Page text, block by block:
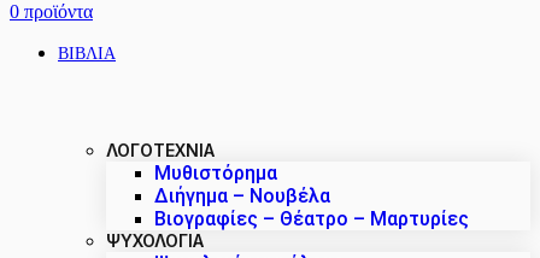
0 προϊόντα
ΒΙΒΛΙΑ
ΛΟΓΟΤΕΧΝΙΑ
Μυθιστόρημα
Διήγημα – Νουβέλα
Βιογραφίες – Θέατρο – Μαρτυρίες
ΨΥΧΟΛΟΓΙΑ